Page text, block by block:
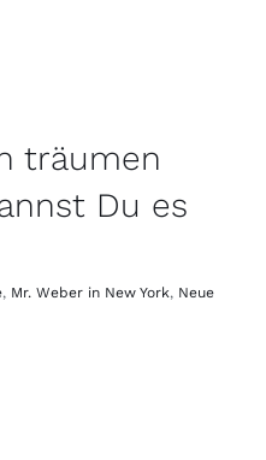
träumen
Du es
, Mr. Weber in New York, Neue